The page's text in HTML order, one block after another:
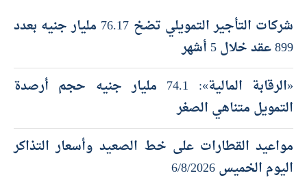
شركات التأجير التمويلي تضخ 76.17 مليار جنيه بعدد
899 عقد خلال 5 أشهر
«الرقابة المالية»: 74.1 مليار جنيه حجم أرصدة
التمويل متناهي الصغر
مواعيد القطارات على خط الصعيد وأسعار التذاكر
اليوم الخميس 6/8/2026